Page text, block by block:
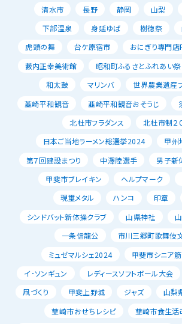
清水市
長野 静岡 山梨
下部温泉
身延ゆば 樹徳祭
虎頭の舞
台ケ原宿市 おにぎり専門店
薮内正幸美術館
昭和町ふるさとふれあい祭
和太鼓
マリンバ
世界農業遺産
韮崎平和観音
韮崎平和観音おそうじ
北杜市フラダンス
北杜市制２
日本ご当地ラーメン総選挙2024
甲州
第７回建設まつり
中澤陸選手 男子新
甲斐市ブレイキン
ヘルプマーク
現璽メタル
ハンコ 印章
シンドバット新体操クラブ
山県神社
一条信龍公
市川三郷町歌舞伎
ミュゼマルシェ2024
甲斐市シニア筋
イ･ソンギュン
レディースソフトボール大会
凧づくり
甲斐上野城 ジャズ
山梨
韮崎市おせちレシピ
韮崎市食生活